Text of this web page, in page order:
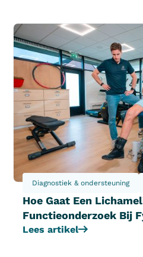
Diagnostiek & ondersteuning
Hoe Gaat Een
Functieonderzoek Bij
Lees artikel